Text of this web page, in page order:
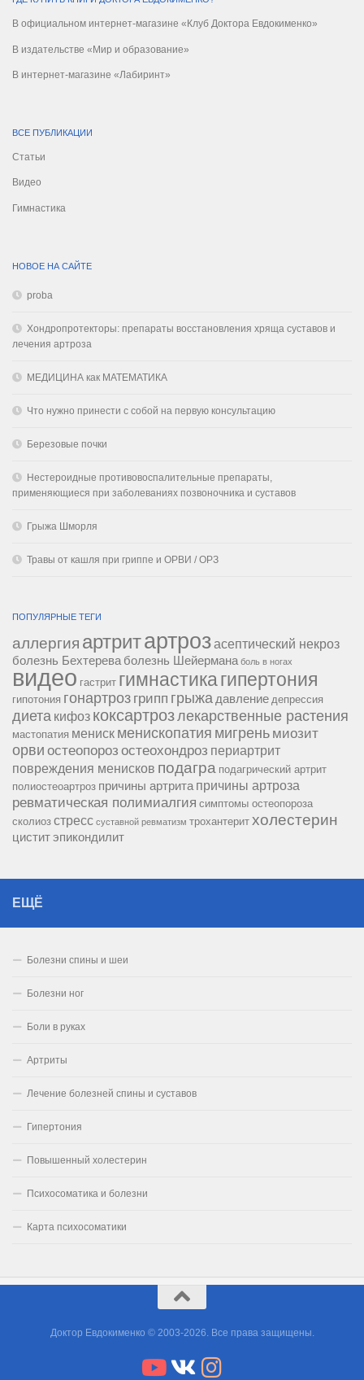
В официальном интернет-магазине «Клуб Доктора Евдокименко»
В издательстве «Мир и образование»
В интернет-магазине «Лабиринт»
ВСЕ ПУБЛИКАЦИИ
Статьи
Видео
Гимнастика
НОВОЕ НА САЙТЕ
proba
Хондропротекторы: препараты восстановления хряща суставов и
лечения артроза
МЕДИЦИНА как МАТЕМАТИКА
Что нужно принести с собой на первую консультацию
Березовые почки
Нестероидные противовоспалительные препараты,
применяющиеся при заболеваниях позвоночника и суставов
Грыжа Шморля
Травы от кашля при гриппе и ОРВИ / ОРЗ
ПОПУЛЯРНЫЕ ТЕГИ
аллергия артритартрозасептический некроз
болезнь Бехтерева болезнь Шейермана боль в ногах
видео гастрит гимнастикагипертония
гипотония гонартроз грипп грыжа давление депрессия
диета кифоз коксартрозлекарственные растения
мастопатия мениск менископатия мигрень миозит
орви остеопороз остеохондроз периартрит
повреждения менисков подагра подагрический артрит
полиостеоартроз причины артрита причины артроза
ревматическая полимиалгия симптомы остеопороза
сколиоз стресс суставной ревматизм трохантерит холестерин
циститэпикондилит
ЕЩЁ
Болезни спины и шеи
Болезни ног
Боли в руках
Артриты
Лечение болезней спины и суставов
Гипертония
Повышенный холестерин
Психосоматика и болезни
Карта психосоматики
Доктор Евдокименко © 2003-2026. Все права защищены.